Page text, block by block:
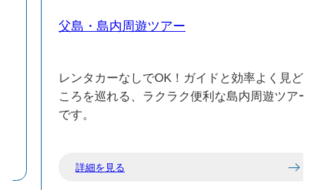
父島・島内周遊ツアー
レンタカーなしでOK！ガイドと効率よく見ど
ころを巡れる、ラクラク便利な島内周遊ツアー
です。
詳細を見る